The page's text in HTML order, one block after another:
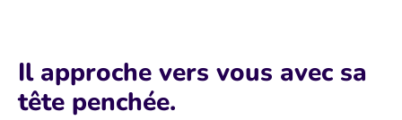
Il approche vers vous avec sa
tête penchée.